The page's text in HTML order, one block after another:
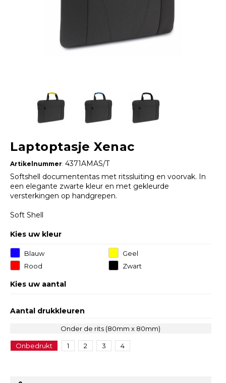
Laptoptasje Xenac
Artikelnummer:4371AMAS/T
Softshell documententas met ritssluiting en voorvak. In
een elegante zwarte kleur en met gekleurde
versterkingen op handgrepen.
Soft Shell
Kies uw kleur
Blauw
Geel
Rood
Zwart
Kies uw aantal
Aantal drukkleuren
Onder de rits (80mm x 80mm)
Onbedrukt 1 2 3 4